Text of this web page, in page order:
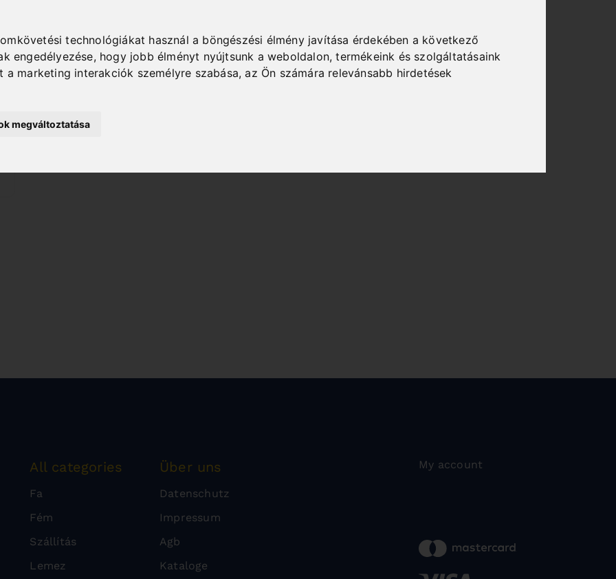
technológiákat használ a böngészési élmény javítása érdekében a következő
engedélyezése, hogy jobb élményt nyújtsunk a weboldalon,termékeink és szolgáltatásaink
a marketing interakciók személyre szabása,az Ön számára relevánsabb hirdetések
megváltoztatása
All categories
Fa
Fém
Szállítás
Lemez
Über uns
Datenschutz
Impressum
Agb
Kataloge
My account